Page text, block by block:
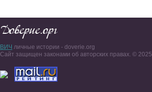
ВИЧ личные истории - doverie.org
Сайт защищен законами об авторских правах. © 2025